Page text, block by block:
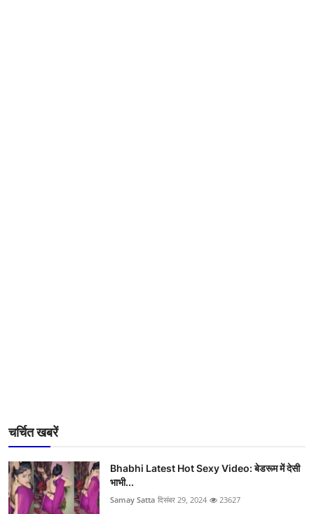
चर्चित खबरें
Bhabhi Latest Hot Sexy Video: बेडरूम में देसी
भाभी...
Samay Satta दिसंबर 29, 2024 23627